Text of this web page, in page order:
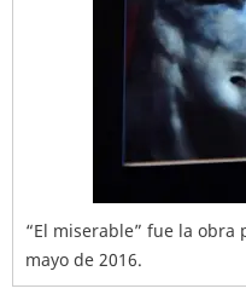
“El miserable” fue la obra
mayo de 2016.